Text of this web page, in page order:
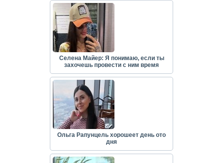
Селена Майер: Я понимаю, если ты
захочешь провести с ним время
Ольга Рапунцель хорошеет день ото
дня